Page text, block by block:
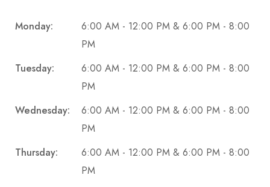
Monday:
6:00 AM - 12:00 PM & 6:00 PM - 8:00
PM
Tuesday:
6:00 AM - 12:00 PM & 6:00 PM - 8:00
PM
Wednesday:
6:00 AM - 12:00 PM & 6:00 PM - 8:00
PM
Thursday:
6:00 AM - 12:00 PM & 6:00 PM - 8:00
PM